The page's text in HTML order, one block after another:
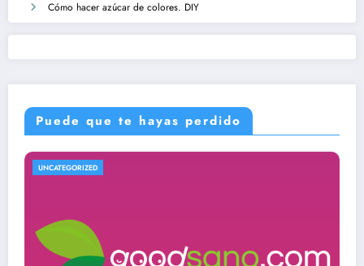
Cómo hacer azúcar de colores. DIY
Puede que te hayas perdido
UNCATEGORIZED